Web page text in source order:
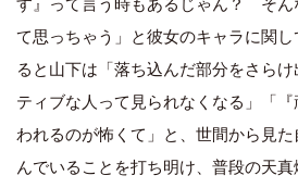
て思っちゃう」と彼女のキャラに関
ると山下は「落ち込んだ部分をさら
ティブな人って見られなくなる」「
われるのが怖くて」と、世間から見
んでいることを打ち明け、普段の天